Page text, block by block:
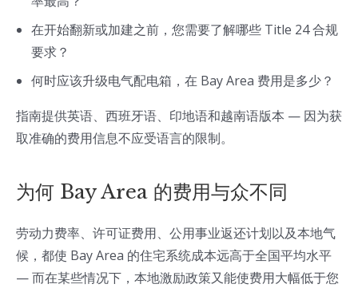
在开始翻新或加建之前，您需要了解哪些 Title 24 合规
要求？
何时应该升级电气配电箱，在 Bay Area 费用是多少？
指南提供英语、西班牙语、印地语和越南语版本 — 因为获
取准确的费用信息不应受语言的限制。
为何 Bay Area 的费用与众不同
劳动力费率、许可证费用、公用事业返还计划以及本地气
候，都使 Bay Area 的住宅系统成本远高于全国平均水平
— 而在某些情况下，本地激励政策又能使费用大幅低于您